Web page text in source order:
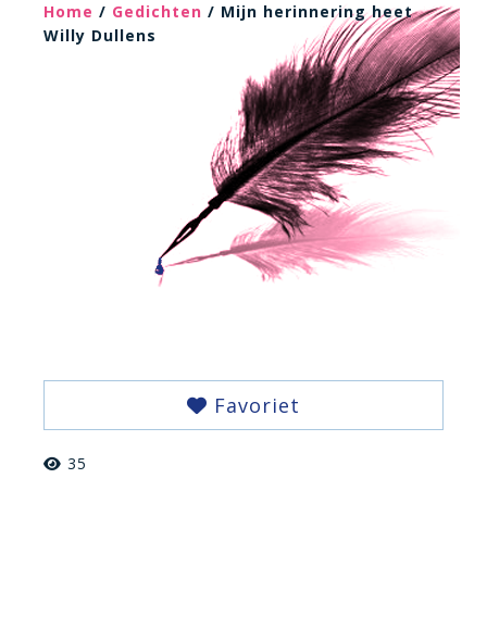
Home / Gedichten / Mijn herinnering heet
Willy Dullens
Favoriet
35